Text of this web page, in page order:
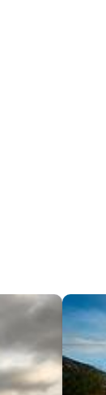
Über